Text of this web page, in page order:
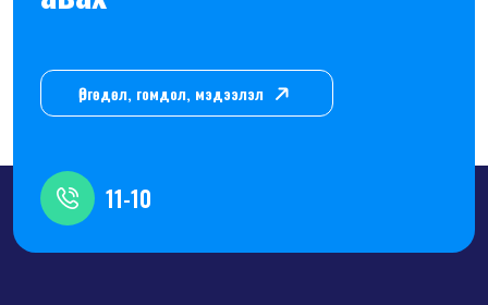
Өргөдөл, гомдол, мэдээлэл
11-10